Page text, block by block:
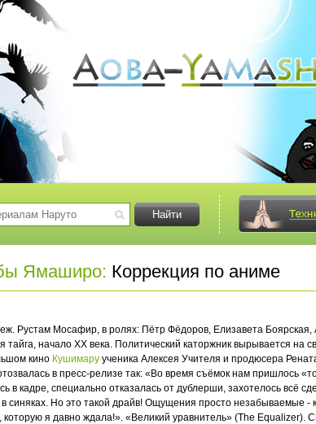
Ямаширо: Коррекция по аниме
Рустам Мосафир, в ролях: Пётр Фёдоров, Елизавета
тайга, начало ХХ века. Политический каторжник вырывается
кино Кушимару ученика Алексея Учителя и продюсера
в пресс-релизе так: «Во время съёмок нам пришлось
в кадре, специально отказалась от дублерши, захотелось всё
синяках. Но это такой драйв! Ощущения просто незабываемые -
которую я давно ждала!». «Великий уравнитель» (The